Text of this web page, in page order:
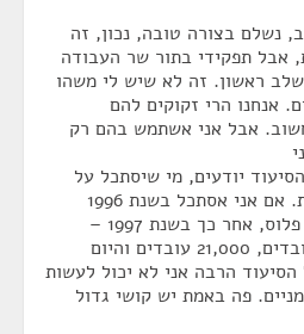
נשלם בצורה טובה, נכון, זה
אבל תפקידי בתור שר העבודה
ראשון. זה לא שיש לי משהו
אנחנו הרי זקוקים להם
אבל אני אשתמש בהם רק
יודעים, מי שיסתכל על
המספרים יש עלייה דרמטית. אם אני אסתכל בשנת 1996
בסיעוד היו 8,000 עובדים פלוס, אחר כך בשנת 1997 –
11,000 עובדים, 14,000 עובדים, 21,000 עובדים והיום
של הסיעוד הרבה אני לא יכול לעשות
פה באמת יש קושי גדול